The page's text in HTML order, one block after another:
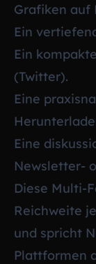
Grafiken auf
Ein
Ein
(Twitter).
Eine
Eine
Newsletter-
Diese Multi-
Reichweite
und spricht
Plattformen